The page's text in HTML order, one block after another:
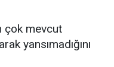
çok mevcut
yansımadığını